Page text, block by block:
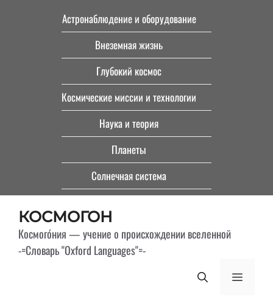
Астронаблюдение и оборудование
Внеземная жизнь
Глубокий космос
Космические миссии и технологии
Наука и теория
Планеты
Солнечная система
КОСМОГОН
Космого́ния — учение о происхождении вселенной
-=Словарь "Oxford Languages"=-
Меню